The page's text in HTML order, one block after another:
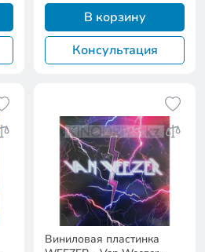
В корзину
Консультация
Виниловая пластинка